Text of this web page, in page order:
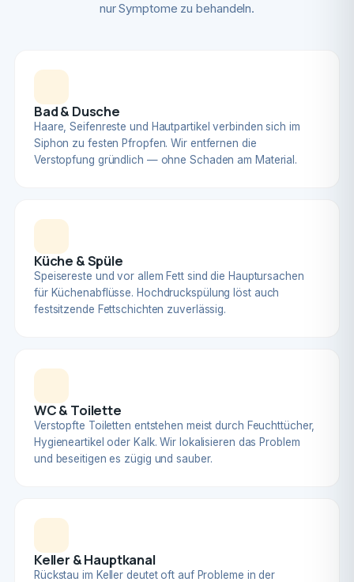
nur Symptome zu behandeln.
Bad & Dusche
Haare, Seifenreste und Hautpartikel verbinden sich im
Siphon zu festen Pfropfen. Wir entfernen die
Verstopfung gründlich — ohne Schaden am Material.
Küche & Spüle
Speisereste und vor allem Fett sind die Hauptursachen
für Küchenabflüsse. Hochdruckspülung löst auch
festsitzende Fettschichten zuverlässig.
WC & Toilette
Verstopfte Toiletten entstehen meist durch Feuchttücher,
Hygieneartikel oder Kalk. Wir lokalisieren das Problem
und beseitigen es zügig und sauber.
Keller & Hauptkanal
Rückstau im Keller deutet oft auf Probleme in der